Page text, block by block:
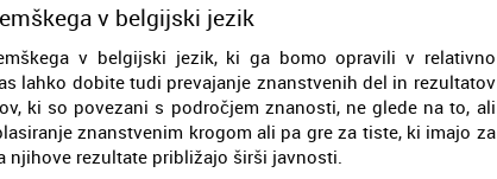
v belgijski jezik
v belgijski jezik, ki ga bomo opravili v relativno
lahko dobite tudi prevajanje znanstvenih del in rezultatov
ki so povezani s področjem znanosti, ne glede na to, ali
znanstvenim krogom ali pa gre za tiste, ki imajo za
njihove rezultate približajo širši javnosti.